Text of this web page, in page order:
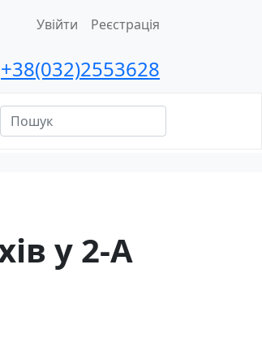
Увійти Реєстрація
+38(032)2553628
у 2-А